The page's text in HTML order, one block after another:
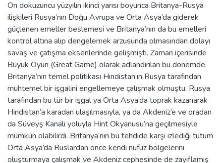
On dokuzuncu yüzyılın ikinci yarısı boyunca Britanya-Rusya
ilişkileri Rusya’nın Doğu Avrupa ve Orta Asya’da giderek
güçlenen emeller beslemesi ve Britanya’nın da bu emelleri
kontrol altına alıp dengelemek arzusunda olmasından dolayı
savaş ve çatışma eksenlerinde gelişmişti. Zaman içerisinde
Büyük Oyun (Great Game) olarak adlandırılan bu dönemde,
Britanya’nın temel politikası Hindistan’ın Rusya tarafından
muhtemel bir işgalini engellemeye çalışmak olmuştu. Rusya
tarafından bu tür bir işgal ya Orta Asya’da toprak kazanarak
Hindistan’a karadan ulaşılmasıyla, ya da Akdeniz’e ve oradan
da Süveyş Kanalı yoluyla Hint Okyanusu’na geçilmesiyle
mümkün olabilirdi. Britanya’nın bu tehdide karşı izlediği tutum
Orta Asya’da Ruslardan önce kendi nüfuz bölgelerini
oluşturmaya çalışmak ve Akdeniz cephesinde de zayıflamış